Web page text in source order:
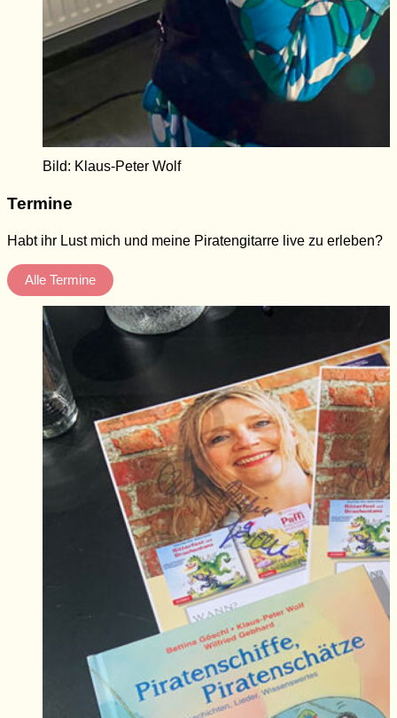
Bild: Klaus-Peter Wolf
Termine
Habt ihr Lust mich und meine Piratengitarre live zu erleben?
Alle Termine